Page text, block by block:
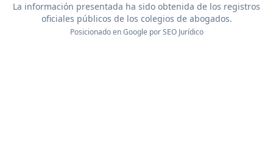
La información presentada ha sido obtenida de los registros
oficiales públicos de los colegios de abogados.
Posicionado en Google porSEO Jurídico